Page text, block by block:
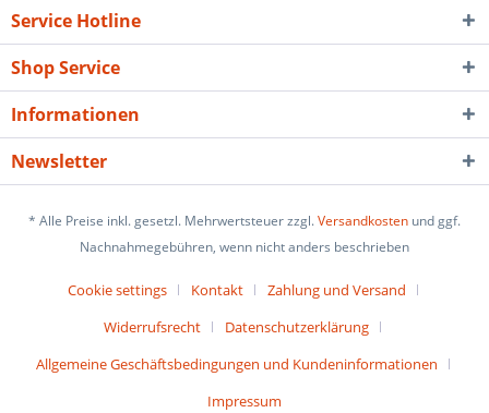
Service Hotline
Shop Service
Informationen
Newsletter
* Alle Preise inkl. gesetzl. Mehrwertsteuer zzgl.Versandkosten und ggf.
Nachnahmegebühren, wenn nicht anders beschrieben
Cookie settings Kontakt
Zahlung und Versand
Widerrufsrecht
Datenschutzerklärung
Allgemeine Geschäftsbedingungen und Kundeninformationen
Impressum